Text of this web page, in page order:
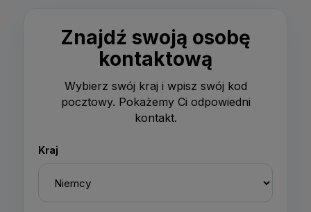
Znajdź swoją osobę
kontaktową
Wybierz swój kraj i wpisz swój kod
pocztowy. Pokażemy Ci odpowiedni
kontakt.
Kraj